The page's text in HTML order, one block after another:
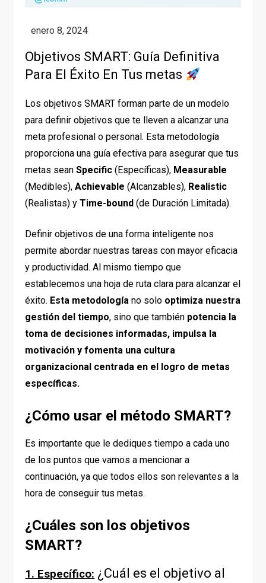
Objetivos SMART: Guía Definitiva
Para El Éxito En Tus metas
Los objetivos SMART forman parte de un modelo
para definir objetivos que te lleven a alcanzar una
meta profesional o personal. Esta metodología
proporciona una guía efectiva para asegurar que tus
metas seanSpecific (Específicas), Measurable
(Medibles),Achievable (Alcanzables), Realistic
(Realistas) yTime-bound (de Duración Limitada).
Definir objetivos de una forma inteligente nos
permite abordar nuestras tareas con mayor eficacia
y productividad. Al mismo tiempo que
establecemos una hoja de ruta clara para alcanzar el
éxito. Esta metodología no solo optimiza nuestra
gestión del tiempo, sino que también potencia la
toma de decisiones informadas, impulsa la
motivación y fomenta una cultura
organizacional centrada en el logro de metas
específicas.
¿Cómo usar el método SMART?
Es importante que le dediques tiempo a cada uno
de los puntos que vamos a mencionar a
continuación, ya que todos ellos son relevantes a la
hora de conseguir tus metas.
¿Cuáles son los objetivos
SMART?
1. Específico: ¿Cuál es el objetivo al